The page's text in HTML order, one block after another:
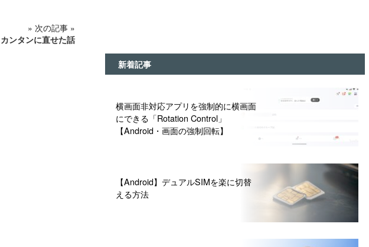
» 次の記事 »
ンタンに直せた話
新着記事
横画面非対応アプリを強制的に横画面
にできる「Rotation Control」
【Android・画面の強制回転】
【Android】デュアルSIMを楽に切替
える方法